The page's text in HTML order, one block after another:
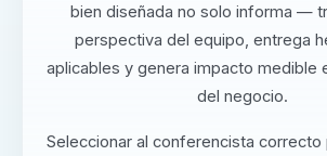
bien diseñada no solo informa —
perspectiva del equipo, entrega
aplicables y genera impacto medible
del negocio.
Seleccionar al conferencista correcto